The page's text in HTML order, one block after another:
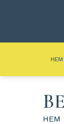
HEM
HEM